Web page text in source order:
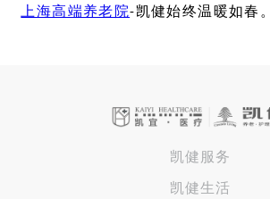
上海高端养老院-凯健始终温暖如春。
凯健服务
凯健生活